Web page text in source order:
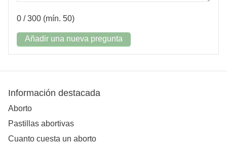
0 / 300 (mín. 50)
Añadir una nueva pregunta
Información destacada
Aborto
Pastillas abortivas
Cuanto cuesta un aborto